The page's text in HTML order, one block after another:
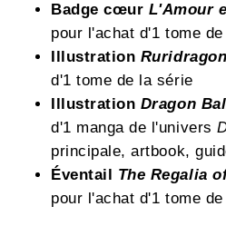
Badge cœur L'Amour
pour l'achat d'1 tome
Illustration Ruridragon
d'1 tome de la série
Illustration Dragon
d'1 manga de l'univers
principale, artbook,
Éventail The Regalia
pour l'achat d'1 tome